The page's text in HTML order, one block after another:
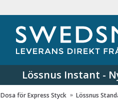
Lössnus Instant -
Dosa för Express Styck Lössnus